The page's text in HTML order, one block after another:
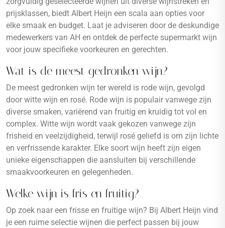
prijsklassen, biedt Albert Heijn een scala aan opties voor
elke smaak en budget. Laat je adviseren door de deskundige
medewerkers van AH en ontdek de perfecte supermarkt wijn
voor jouw specifieke voorkeuren en gerechten.
Wat is de meest gedronken wijn?
De meest gedronken wijn ter wereld is rode wijn, gevolgd
door witte wijn en rosé. Rode wijn is populair vanwege zijn
diverse smaken, variërend van fruitig en kruidig tot vol en
complex. Witte wijn wordt vaak gekozen vanwege zijn
frisheid en veelzijdigheid, terwijl rosé geliefd is om zijn lichte
en verfrissende karakter. Elke soort wijn heeft zijn eigen
unieke eigenschappen die aansluiten bij verschillende
smaakvoorkeuren en gelegenheden.
Welke wijn is fris en fruitig?
Op zoek naar een frisse en fruitige wijn? Bij Albert Heijn vind
je een ruime selectie wijnen die perfect passen bij jouw